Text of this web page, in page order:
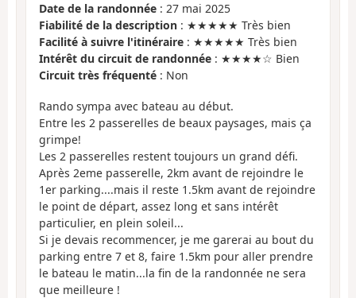
Date de la randonnée : 27 mai 2025
Fiabilité de la description : ★★★★★ Très bien
Facilité à suivre l'itinéraire : ★★★★★ Très bien
Intérêt du circuit de randonnée : ★★★★☆ Bien
Circuit très fréquenté : Non
Rando sympa avec bateau au début.
Entre les 2 passerelles de beaux paysages, mais ça
grimpe!
Les 2 passerelles restent toujours un grand défi.
Après 2eme passerelle, 2km avant de rejoindre le
1er parking....mais il reste 1.5km avant de rejoindre
le point de départ, assez long et sans intérêt
particulier, en plein soleil...
Si je devais recommencer, je me garerai au bout du
parking entre 7 et 8, faire 1.5km pour aller prendre
le bateau le matin...la fin de la randonnée ne sera
que meilleure !